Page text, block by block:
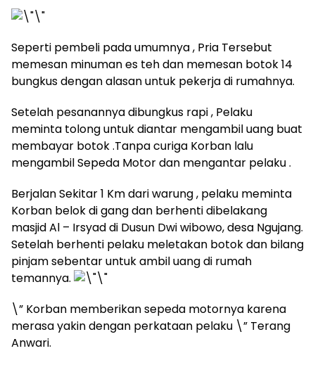
Seperti pembeli pada umumnya , Pria Tersebut
memesan minuman es teh dan memesan botok 14
bungkus dengan alasan untuk pekerja di rumahnya.
Setelah pesanannya dibungkus rapi , Pelaku
meminta tolong untuk diantar mengambil uang buat
membayar botok .Tanpa curiga Korban lalu
mengambil Sepeda Motor dan mengantar pelaku .
Berjalan Sekitar 1 Km dari warung , pelaku meminta
Korban belok di gang dan berhenti dibelakang
masjid Al – Irsyad di Dusun Dwi wibowo, desa Ngujang.
Setelah berhenti pelaku meletakan botok dan bilang
pinjam sebentar untuk ambil uang di rumah
temannya.
\” Korban memberikan sepeda motornya karena
merasa yakin dengan perkataan pelaku \” Terang
Anwari.